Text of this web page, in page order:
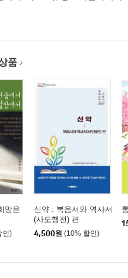
봉사의 당위성 문제를 다시 생
념 92
다양한 구원의 모습 92
의 문화적 구원 93
서의 샬롬 95
박자 구원 96
국내외 선교전략 106
NGO의 활동 112
실천, 어떻게 해야 하는가?
품
망은
인)
신약 : 복음서와 역사서
(사도행전) 편
4,500원 (10% 할인)